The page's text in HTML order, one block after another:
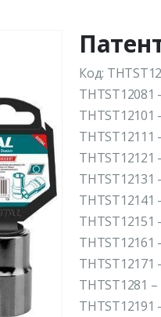
Код:
THTST12081
THTST12101
THTST12111
THTST12121
THTST12131
THTST12141
THTST12151
THTST12161
THTST12171
THTST1281
THTST12191